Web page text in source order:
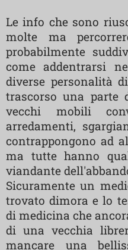
Le info che sono
molte ma
probabilmente
come addentrarsi
diverse personalità
trascorso una parte
vecchi mobili
arredamenti,
contrappongono ad
ma tutte hanno
viandante
Sicuramente un
trovato dimora e lo
di medicina che
di una vecchia
mancare una